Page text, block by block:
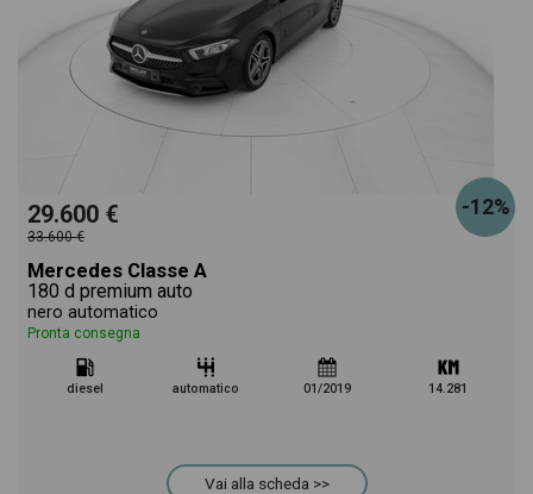
-12%
29.600 €
33.600 €
Mercedes Classe A
180 d premium auto
nero automatico
Pronta consegna
diesel automatico 01/2019 14.281
Vai alla scheda >>